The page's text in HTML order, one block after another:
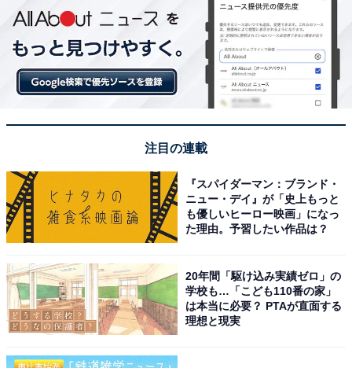
注目の連載
『スパイダーマン：ブランド・
ニュー・デイ』が「史上もっと
も優しいヒーロー映画」になっ
た理由。予習したい作品は？
20年間「駆け込み実績ゼロ」の
学校も…「こども110番の家」
は本当に必要？ PTAが直面する
理想と現実